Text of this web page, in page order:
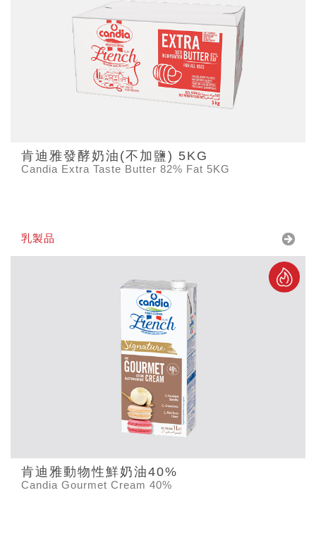
肯迪雅發酵奶油(不加鹽) 5KG
Candia Extra Taste Butter 82% Fat 5KG
乳製品
肯迪雅動物性鮮奶油40%
Candia Gourmet Cream 40%